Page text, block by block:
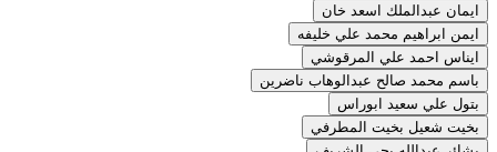
ايمان عبدالملك اسعد خان
ايمن ابراهيم محمد علي خليفه
ايناس احمد علي المرقوشي
باسم محمد صالح عبدالوهاب ناضرين
بتول علي سعيد ابوراس
بخيت شعيل بخيت المطرفي